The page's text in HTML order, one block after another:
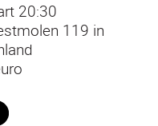
20:30
119 in